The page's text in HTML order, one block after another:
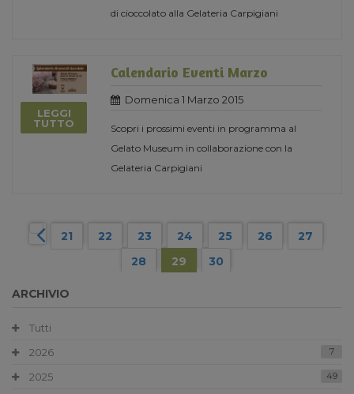
di cioccolato alla Gelateria Carpigiani
LEGGI
TUTTO
Calendario Eventi Marzo
Domenica 1 Marzo 2015
Scopri i prossimi eventi in programma al
Gelato Museum in collaborazione con la
Gelateria Carpigiani
21 22 23 24 25 26
27
28
29 30
ARCHIVIO
Tutti
2026
7
2025 49